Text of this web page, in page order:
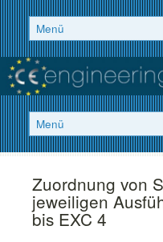
Zuordnung von
jeweiligen
bis EXC 4